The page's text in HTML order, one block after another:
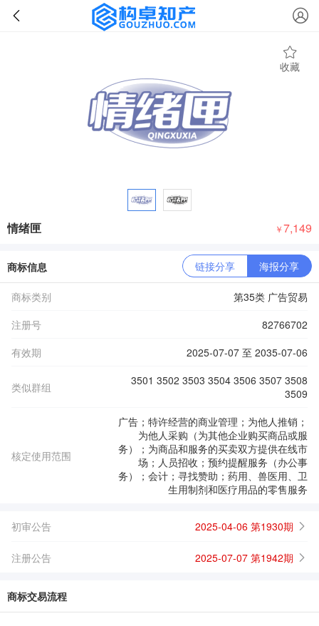
收藏
情绪匣 ￥7,149
商标信息 链接分享 海报分享
商标类别
第35类 广告贸易
注册号
82766702
有效期
2025-07-07 至 2035-07-06
类似群组
3501 3502 3503 3504 3506 3507 3508
3509
核定使用范围
广告；特许经营的商业管理；为他人推销；
为他人采购（为其他企业购买商品或服
务）；为商品和服务的买卖双方提供在线市
场；人员招收；预约提醒服务（办公事
务）；会计；寻找赞助；药用、兽医用、卫
生用制剂和医疗用品的零售服务
初审公告 2025-04-06 第1930期
注册公告 2025-07-07 第1942期
商标交易流程